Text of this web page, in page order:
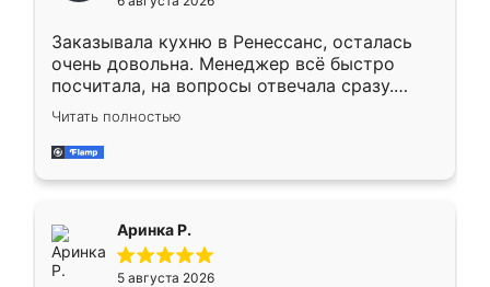
мебели буду заказывать только здесь.
Заказывала кухню в Ренессанс, осталась
очень довольна. Менеджер всё быстро
посчитала, на вопросы отвечала сразу.
Замерщик приехал в субботу, подошёл к
делу со всей ответственностью. Собрали
за день, ребята работали аккуратно, даже
Читать полностью
Аринка Р.
5 августа 2026